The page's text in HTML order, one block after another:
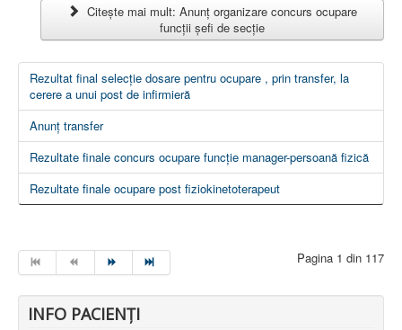
Citește mai mult: Anunț organizare concurs ocupare
funcții șefi de secție
Rezultat final selecție dosare pentru ocupare , prin transfer, la
cerere a unui post de infirmieră
Anunț transfer
Rezultate finale concurs ocupare funcție manager-persoană fizică
Rezultate finale ocupare post fiziokinetoterapeut
Pagina 1 din 117
INFO PACIENŢI